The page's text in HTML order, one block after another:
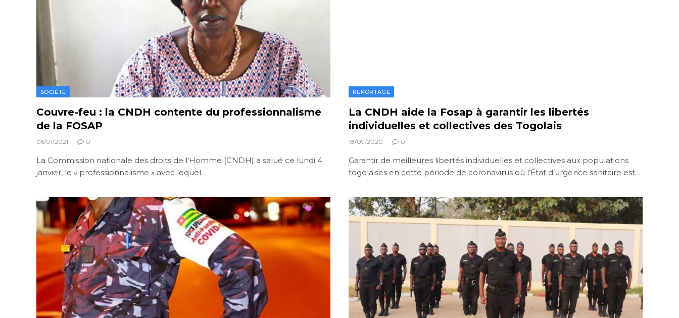
SOCIÉTÉ
Couvre-feu : la CNDH contente du professionnalisme
de la FOSAP
05/01/2021 0
La Commission nationale des droits de l’Homme (CNDH) a salué ce lundi 4
janvier, le « professionnalisme » avec lequel…
REPORTAGE
La CNDH aide la Fosap à garantir les libertés
individuelles et collectives des Togolais
18/09/2020 0
Garantir de meilleures libertés individuelles et collectives aux populations
togolaises en cette période de coronavirus où l’État d’urgence sanitaire est…